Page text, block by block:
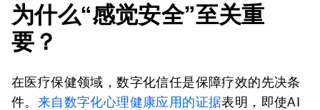
为什么“感觉安全”至关重
要？
在医疗保健领域，数字化信任是保障疗效的先决条
件。 来自数字化心理健康应用的证据表明，即使AI